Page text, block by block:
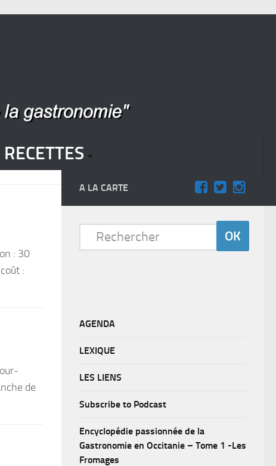
RECETTES
: 30
:
de
A LA CARTE
AGENDA
LEXIQUE
LES LIENS
Subscribe to Podcast
Encyclopédie passionnée de la
Gastronomie en Occitanie – Tome 1 -Les
Fromages